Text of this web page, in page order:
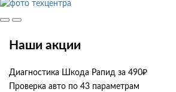
Наши акции
Диагностика Шкода Рапид за 490₽
Проверка авто по 43 параметрам